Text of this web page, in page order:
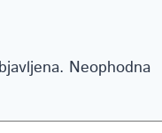
Neophodna